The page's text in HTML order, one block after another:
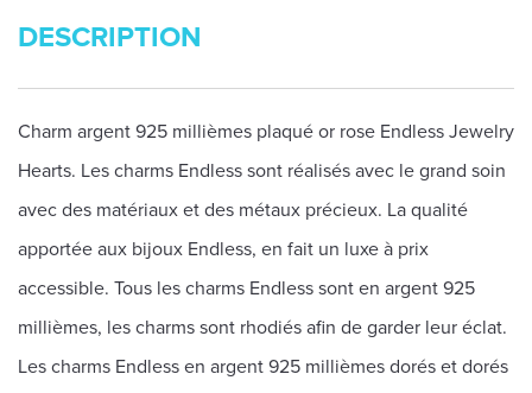
DESCRIPTION
Charm argent 925 millièmes plaqué or rose Endless Jewelry
Hearts. Les charms Endless sont réalisés avec le grand soin
avec des matériaux et des métaux précieux. La qualité
apportée aux bijoux Endless, en fait un luxe à prix
accessible. Tous les charms Endless sont en argent 925
millièmes, les charms sont rhodiés afin de garder leur éclat.
Les charms Endless en argent 925 millièmes dorés et dorés